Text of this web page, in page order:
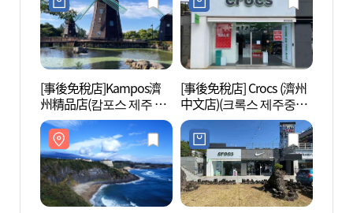
[事後免稅店]Kampos濟
州精品店(캄포스 제주 부
티크)
[事後免稅店] Crocs (濟州
中文店)(크록스 제주중문
점)